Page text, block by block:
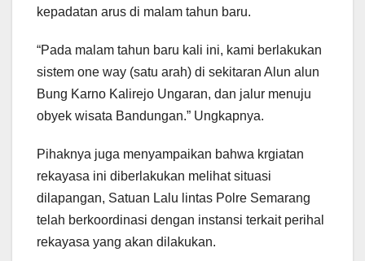
kepadatan arus di malam tahun baru.
“Pada malam tahun baru kali ini, kami berlakukan
sistem one way (satu arah) di sekitaran Alun alun
Bung Karno Kalirejo Ungaran, dan jalur menuju
obyek wisata Bandungan.” Ungkapnya.
Pihaknya juga menyampaikan bahwa krgiatan
rekayasa ini diberlakukan melihat situasi
dilapangan, Satuan Lalu lintas Polre Semarang
telah berkoordinasi dengan instansi terkait perihal
rekayasa yang akan dilakukan.